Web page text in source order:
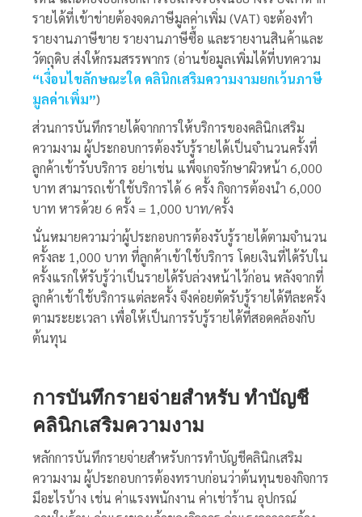
รายได้ที่เข้าข่ายต้องจดภาษีมูลค่าเพิ่ม (VAT) จะต้องทำ
รายงานภาษีขาย รายงานภาษีซื้อ และรายงานสินค้าและ
วัตถุดิบ ส่งให้กรมสรรพากร (อ่านข้อมูลเพิ่มได้ที่บทความ
“เงื่อนไขลักษณะใด คลินิกเสริมความงามยกเว้นภาษี
มูลค่าเพิ่ม”)
ส่วนการบันทึกรายได้จากการให้บริการของคลินิกเสริม
ความงาม ผู้ประกอบการต้องรับรู้รายได้เป็นจำนวนครั้งที่
ลูกค้าเข้ารับบริการ อย่าเช่น แพ็จเกจรักษาผิวหน้า 6,000
บาท สามารถเข้าใช้บริการได้ 6 ครั้ง กิจการต้องนำ 6,000
บาท หารด้วย 6 ครั้ง = 1,000 บาท/ครั้ง
นั่นหมายความว่าผู้ประกอบการต้องรับรู้รายได้ตามจำนวน
ครั้งละ 1,000 บาท ที่ลูกค้าเข้าใช้บริการ โดยเงินที่ได้รับใน
ครั้งแรกให้รับรู้ว่าเป็นรายได้รับล่วงหน้าไว้ก่อน หลังจากที่
ลูกค้าเข้าใช้บริการแต่ละครั้ง จึงค่อยตัดรับรู้รายได้ทีละครั้ง
ตามระยะเวลา เพื่อให้เป็นการรับรู้รายได้ที่สอดคล้องกับ
ต้นทุน
การบันทึกรายจ่ายสำหรับ ทำบัญชี
คลินิกเสริมความงาม
หลักการบันทึกรายจ่ายสำหรับการทำบัญชีคลินิกเสริม
ความงาม ผู้ประกอบการต้องทราบก่อนว่าต้นทุนของกิจการ
มีอะไรบ้าง เช่น ค่าแรงพนักงาน ค่าเช่าร้าน อุปกรณ์